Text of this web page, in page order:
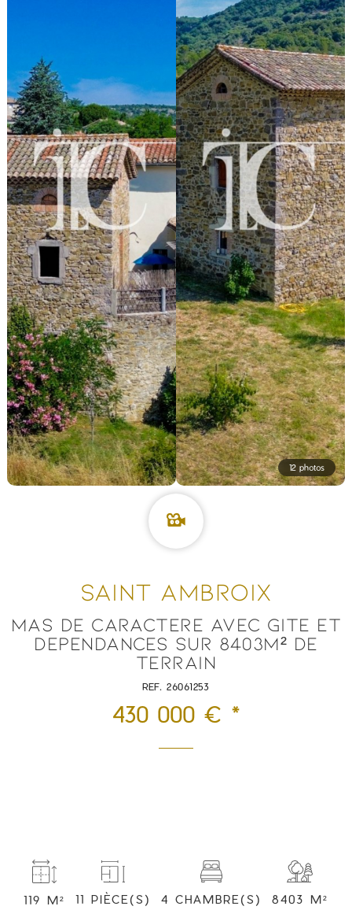
12 photos
SAINT AMBROIX
MAS DE CARACTERE AVEC GITE ET
DEPENDANCES SUR 8403M² DE
TERRAIN
REF. 26061253
430 000 € *
119 M² 11 PIÈCE(S) 4 CHAMBRE(S) 8403 M²